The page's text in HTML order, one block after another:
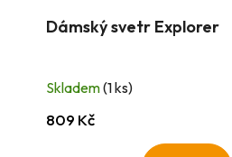
Dámský svetr Explorer
Skladem(1 ks)
809 Kč